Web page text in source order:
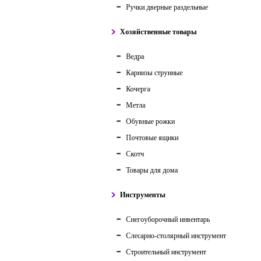
Ручки дверные раздельные
Хозяйственные товары
Ведра
Карнизы струнные
Кочерга
Метла
Обувные рожки
Почтовые ящики
Скотч
Товары для дома
Инструменты
Снегоуборочный инвентарь
Слесарно-столярный инструмент
Строительный инструмент